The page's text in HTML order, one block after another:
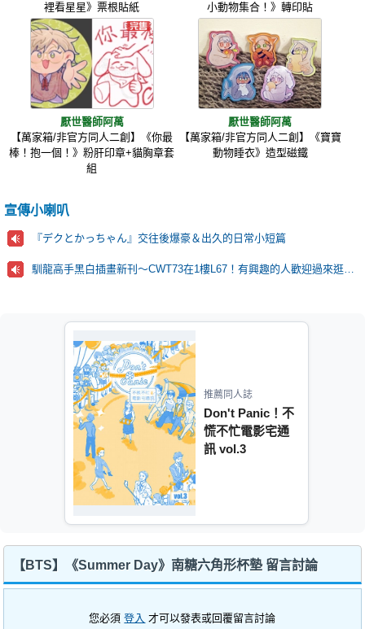
裡看星星》票根貼紙
小動物集合！》轉印貼
厭世醫師阿萬
【萬家箱/非官方同人二創】《你最
棒！抱一個！》粉肝印章+貓胸章套
組
厭世醫師阿萬
【萬家箱/非官方同人二創】《寶寶
動物睡衣》造型磁鐵
宣傳小喇叭
『デクとかっちゃん』交往後爆豪＆出久的日常小短篇
馴龍高手黑白插畫新刊～CWT73在1樓L67！有興趣的人歡迎過來逛逛！
推薦同人誌
Don't Panic！不
慌不忙電影宅通
訊 vol.3
【BTS】《Summer Day》南糖六角形杯墊 留言討論
您必須登入 才可以發表或回覆留言討論